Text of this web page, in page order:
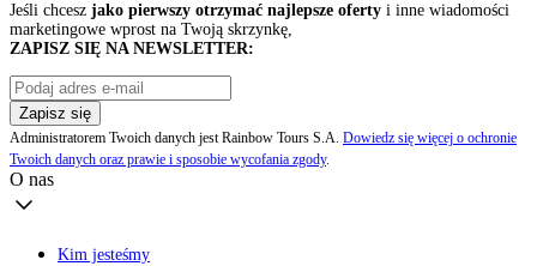
Jeśli chcesz jako pierwszy otrzymać najlepsze oferty i inne wiadomości
marketingowe wprost na Twoją skrzynkę,
ZAPISZ SIĘ NA NEWSLETTER:
Zapisz się
Administratorem Twoich danych jest Rainbow Tours S.A. Dowiedz się więcej o ochronie
Twoich danych oraz prawie i sposobie wycofania zgody.
O nas
Kim jesteśmy